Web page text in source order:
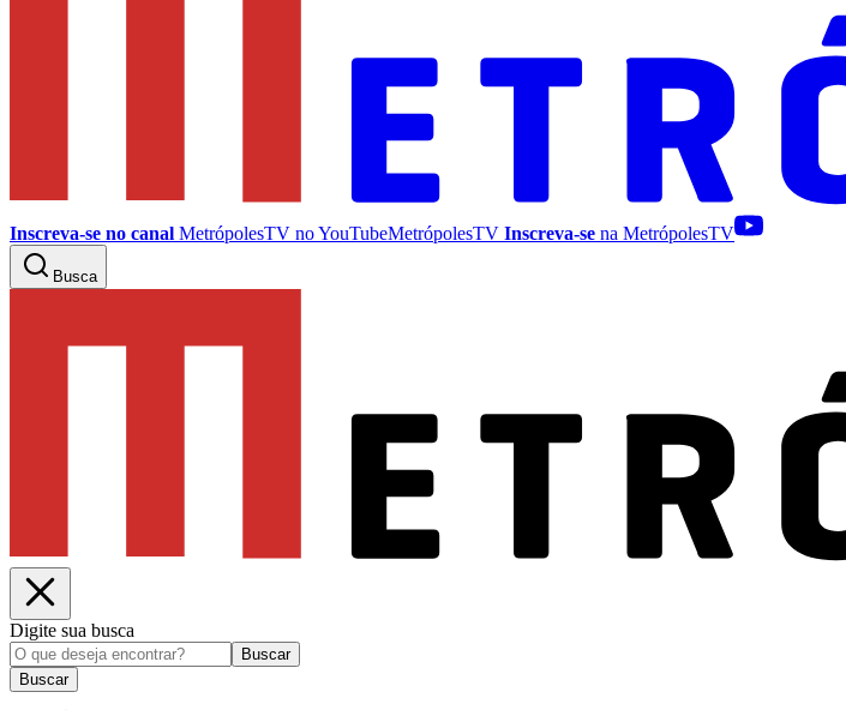
Inscreva-se no canal MetrópolesTV noYouTubeMetrópolesTV Inscreva-se na MetrópolesTV
Busca
Digite sua busca
Buscar
Buscar